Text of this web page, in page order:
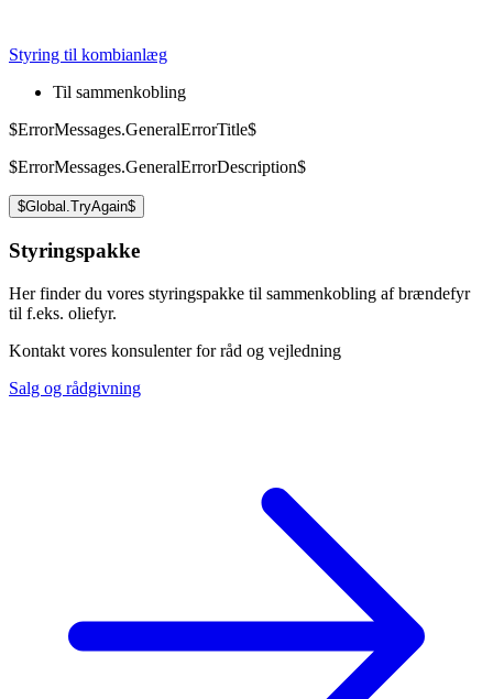
Styring til kombianlæg
Til sammenkobling
$ErrorMessages.GeneralErrorTitle$
$ErrorMessages.GeneralErrorDescription$
$Global.TryAgain$
Styringspakke
Her finder du vores styringspakke til sammenkobling af brændefyr
til f.eks. oliefyr.
Kontakt vores konsulenter for råd og vejledning
Salg og rådgivning